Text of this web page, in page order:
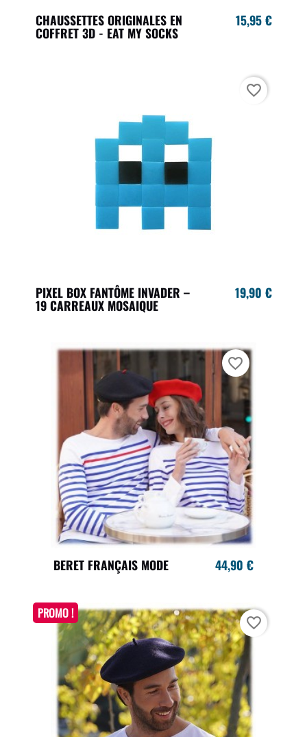
CHAUSSETTES ORIGINALES EN
COFFRET 3D - EAT MY SOCKS
15,95 €
PIXEL BOX FANTÔME INVADER –
19 CARREAUX MOSAIQUE
19,90 €
favorite_border
BERET FRANÇAIS MODE 44,90 €
favorite_border
PROMO !
favorite_border